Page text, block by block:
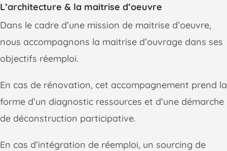
L’architecture & la maitrise d’oeuvre
Dans le cadre d’une mission de maitrise d’oeuvre,
nous accompagnons la maitrise d’ouvrage dans ses
objectifs réemploi.
En cas de rénovation, cet accompagnement prend la
forme d’un diagnostic ressources et d’une démarche
de déconstruction participative.
En cas d’intégration de réemploi, un sourcing de